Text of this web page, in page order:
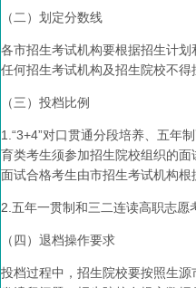
（二）划定分数线
各市招生考试机构要根据招生计
任何招生考试机构及招生院校不
（三）投档比例
1.“3+4”对口贯通分段培养、五年
育类考生须参加招生院校组织的
面试合格考生由市招生考试机构
2.五年一贯制和三二连读高职志
（四）退档操作要求
投档过程中，招生院校要按照生